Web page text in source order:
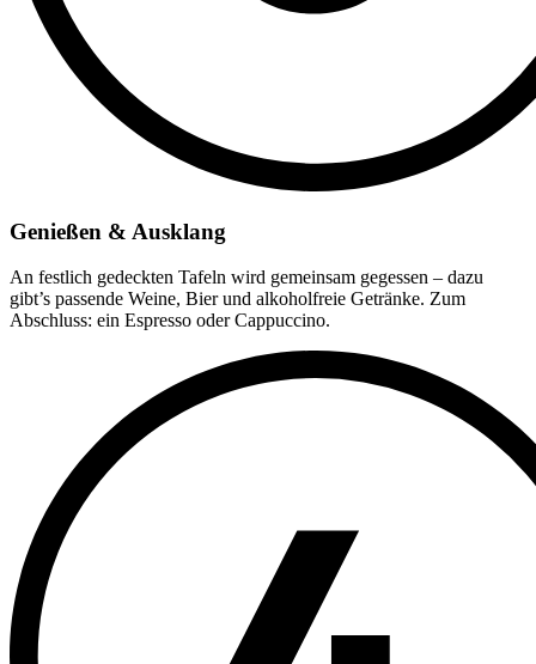
Genießen & Ausklang
An festlich gedeckten Tafeln wird gemeinsam gegessen – dazu
gibt’s passende Weine, Bier und alkoholfreie Getränke. Zum
Abschluss: ein Espresso oder Cappuccino.